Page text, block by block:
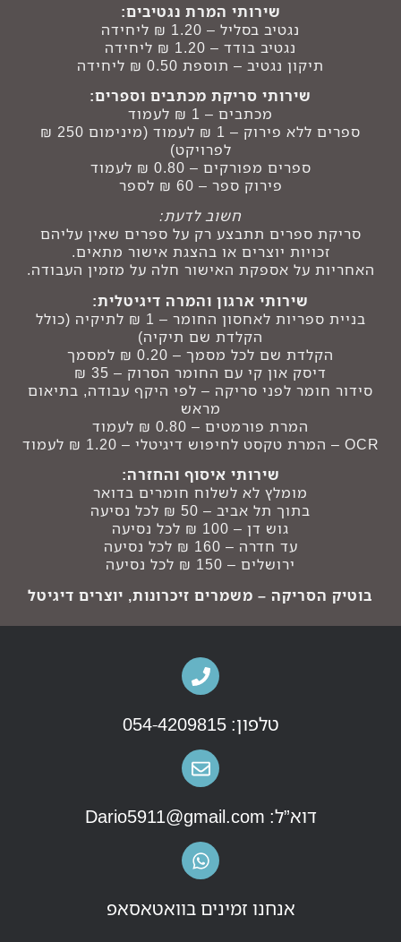
שירותי המרת נגטיבים:
נגטיב בסליל – 1.20 ₪ ליחידה
נגטיב בודד – 1.20 ₪ ליחידה
תיקון נגטיב – תוספת 0.50 ₪ ליחידה
שירותי סריקת מכתבים וספרים:
מכתבים – 1 ₪ לעמוד
ספרים ללא פירוק – 1 ₪ לעמוד (מינימום 250 ₪
לפרויקט)
ספרים מפורקים – 0.80 ₪ לעמוד
פירוק ספר – 60 ₪ לספר
חשוב לדעת:
סריקת ספרים תתבצע רק על ספרים שאין עליהם
זכויות יוצרים או בהצגת אישור מתאים.
האחריות על אספקת האישור חלה על מזמין העבודה.
שירותי ארגון והמרה דיגיטלית:
בניית ספריות לאחסון החומר – 1 ₪ לתיקיה (כולל
הקלדת שם תיקיה)
הקלדת שם לכל מסמך – 0.20 ₪ למסמך
דיסק און קי עם החומר הסרוק – 35 ₪
סידור חומר לפני סריקה – לפי היקף עבודה, בתיאום
מראש
המרת פורמטים – 0.80 ₪ לעמוד
OCR – המרת טקסט לחיפוש דיגיטלי – 1.20 ₪ לעמוד
שירותי איסוף והחזרה:
מומלץ לא לשלוח חומרים בדואר
בתוך תל אביב – 50 ₪ לכל נסיעה
גוש דן – 100 ₪ לכל נסיעה
עד חדרה – 160 ₪ לכל נסיעה
ירושלים – 150 ₪ לכל נסיעה
בוטיק הסריקה – משמרים זיכרונות, יוצרים דיגיטל
טלפון: 054-4209815
דוא”ל: Dario5911@gmail.com
אנחנו זמינים בוואטאסאפ